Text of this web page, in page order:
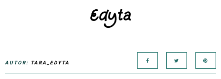
AUTOR: TARA_EDYTA